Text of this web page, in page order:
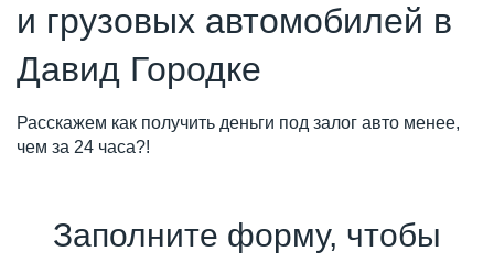
и грузовых автомобилей в
Давид Городке
Расскажем как получить деньги под залог авто менее,
чем за 24 часа?!
Заполните форму, чтобы